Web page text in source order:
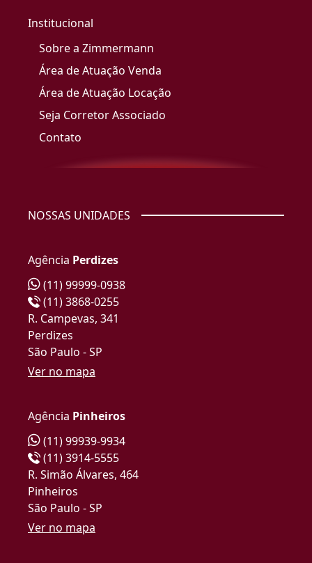
Institucional
Sobre a Zimmermann
Área de Atuação Venda
Área de Atuação Locação
Seja Corretor Associado
Contato
NOSSAS UNIDADES
Agência Perdizes
(11) 99999-0938
(11) 3868-0255
R. Campevas, 341
Perdizes
São Paulo - SP
Ver no mapa
Agência Pinheiros
(11) 99939-9934
(11) 3914-5555
R. Simão Álvares, 464
Pinheiros
São Paulo - SP
Ver no mapa